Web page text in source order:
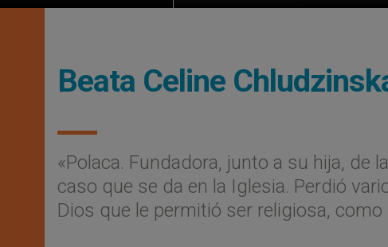
Beata Celine
«Polaca. Fundadora, junto a su hija, de
caso que se da en la Iglesia. Perdió
Dios que le permitió ser religiosa, como